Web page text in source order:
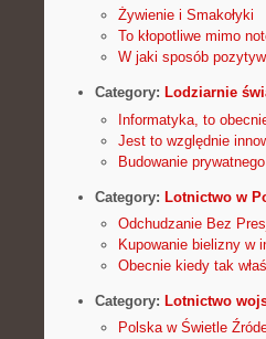
Żywienie i Smakołyki
To kłopotliwe mimo
W jaki sposób
Category: Lodziarnie
Informatyka, to
Jest to względnie
Budowanie
Category: Lotnictwo w
Odchudzanie Bez
Kupowanie bielizny w
Obecnie kiedy tak
Category: Lotnictwo
Polska w Świetle